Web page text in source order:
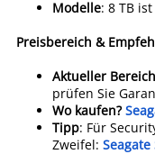
Modelle: 8 TB ist
Preisbereich &
Aktueller Bereich
prüfen Sie
Wo kaufen?
Tipp: Für
Zweifel: Seagate